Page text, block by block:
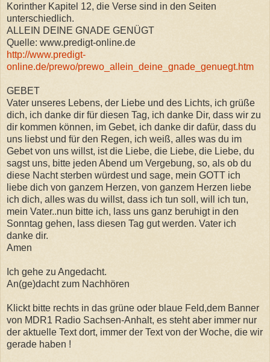
Korinther Kapitel 12, die Verse sind in den Seiten
unterschiedlich.
ALLEIN DEINE GNADE GENÜGT
Quelle: www.predigt-online.de
http://www.predigt-
online.de/prewo/prewo_allein_deine_gnade_genuegt.htm
GEBET
Vater unseres Lebens, der Liebe und des Lichts, ich grüße
dich, ich danke dir für diesen Tag, ich danke Dir, dass wir zu
dir kommen können, im Gebet, ich danke dir dafür, dass du
uns liebst und für den Regen, ich weiß, alles was du im
Gebet von uns willst, ist die Liebe, die Liebe, die Liebe, du
sagst uns, bitte jeden Abend um Vergebung, so, als ob du
diese Nacht sterben würdest und sage, mein GOTT ich
liebe dich von ganzem Herzen, von ganzem Herzen liebe
ich dich, alles was du willst, dass ich tun soll, will ich tun,
mein Vater..nun bitte ich, lass uns ganz beruhigt in den
Sonntag gehen, lass diesen Tag gut werden. Vater ich
danke dir.
Amen
Ich gehe zu Angedacht.
An(ge)dacht zum Nachhören
Klickt bitte rechts in das grüne oder blaue Feld,dem Banner
von MDR1 Radio Sachsen-Anhalt, es steht aber immer nur
der aktuelle Text dort, immer der Text von der Woche, die wir
gerade haben !